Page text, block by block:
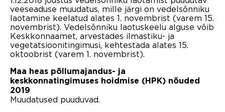
veeseaduse muudatus, mille järgi on vedelsõnniku
laotamine keelatud alates 1. novembrist (varem 15.
novembrist). Vedelsõnniku laotuskeelu alguse võib
Keskkonnaamet, arvestades ilmastiku- ja
vegetatsioonitingimusi, kehtestada alates 15.
oktoobrist (varem 1. novembrist).
Maa heas põllumajandus- ja
keskkonnatingimuses hoidmise (HPK) nõuded
2019
Muudatused puuduvad.